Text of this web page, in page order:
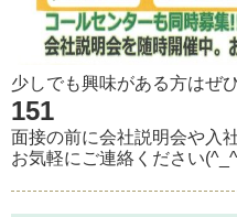
少しでも興味がある方はぜ
151
面接の前に会社説明会や入
お気軽にご連絡ください